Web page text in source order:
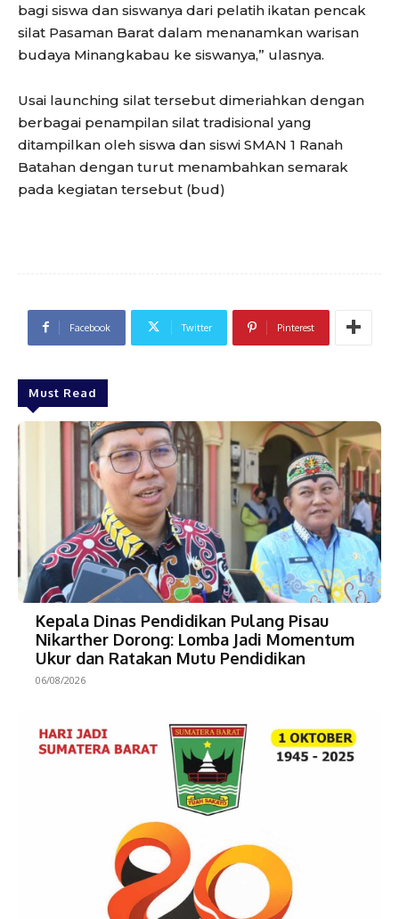
bagi siswa dan siswanya dari pelatih ikatan pencak
silat Pasaman Barat dalam menanamkan warisan
budaya Minangkabau ke siswanya,” ulasnya.
Usai launching silat tersebut dimeriahkan dengan
berbagai penampilan silat tradisional yang
ditampilkan oleh siswa dan siswi SMAN 1 Ranah
Batahan dengan turut menambahkan semarak
pada kegiatan tersebut (bud)
Facebook Twitter Pinterest
Must Read
Kepala Dinas Pendidikan Pulang Pisau
Nikarther Dorong: Lomba Jadi Momentum
Ukur dan Ratakan Mutu Pendidikan
06/08/2026